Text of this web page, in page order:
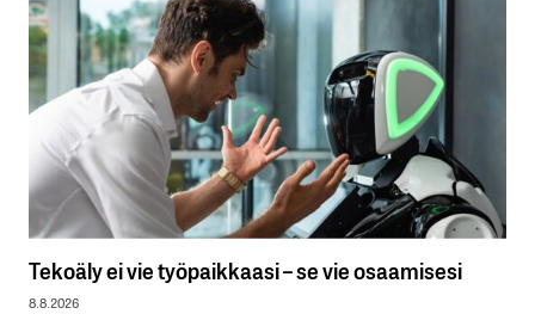
Tekoäly ei vie työpaikkaasi – se vie osaamisesi
8.8.2026